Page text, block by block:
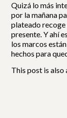
Quizá lo más
por la mañana
plateado recoge
presente. Y ahí
los marcos
hechos para
This post is also